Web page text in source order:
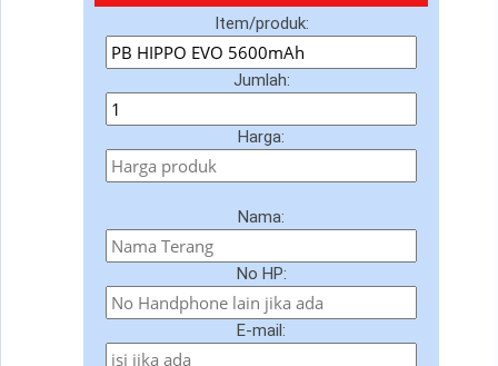
Item/produk:
Jumlah:
Harga:
Nama:
No HP:
E-mail: